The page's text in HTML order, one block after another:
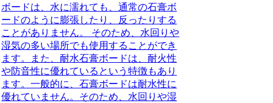
ボードは、水に濡れても、通常の石膏ボ
ードのように膨張したり、反ったりする
ことがありません。 そのため、水回りや
湿気の多い場所でも使用することができ
ます。また、耐水石膏ボードは、耐火性
や防音性に優れているという特徴もあり
ます。一般的に、石膏ボードは耐水性に
優れていません。そのため、水回りや湿